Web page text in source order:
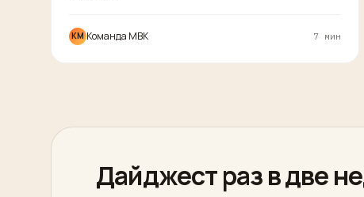
КM Команда MBK 7 мин
Дайджест раз в две